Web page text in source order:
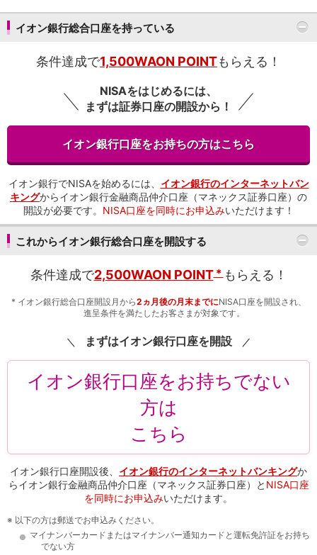
スマホ保険
介護保険
デビットカード
イオン銀行アプリ TOP
通帳アプリ
イオン銀行PayB
イオングループアプリ
iAEON
AEON Pay
支払・入金・サービス
AEON Pay
自動入金サービス
スマホ決済アプリ
サービス
Myステージ
インボイス
その他サービス
手数料
イオン銀行総合口座を持っている
条件達成で1,500WAON POINTもらえる！
NISAをはじめるには、
まずは証券口座の開設から！
イオン銀行口座をお持ちの方はこちら
イオン銀行でNISAを始めるには、 イオン銀行のインターネットバン
キングからイオン銀行金融商品仲介口座（マネックス証券口座）の
開設が必要です。 NISA口座を同時にお申込みいただけます！
これからイオン銀行総合口座を開設する
条件達成で2,500WAON POINT＊もらえる！
* イオン銀行総合口座開設月から2ヵ月後の月末までにNISA口座を開設され、
進呈条件を満たしたお客さまが対象です。
まずはイオン銀行口座を開設
イオン銀行口座をお持ちでない
方は
こちら
イオン銀行口座開設後、 イオン銀行のインターネットバンキングか
らイオン銀行金融商品仲介口座（マネックス証券口座）と NISA口座
を同時にお申込みいただけます。
※ 以下の方は郵送でお申込みください。
マイナンバーカードまたはマイナンバー通知カードと運転免許証をお持ち
でない方